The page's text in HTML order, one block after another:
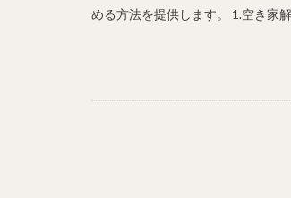
める方法を提供します。 1.空き家